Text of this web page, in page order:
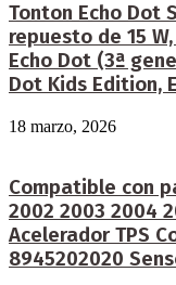
Tonton Echo Dot
repuesto de 15
Echo Dot (3ª
Dot Kids Edition,
18 marzo, 2026
Compatible con
2002 2003 2004
Acelerador TPS
8945202020